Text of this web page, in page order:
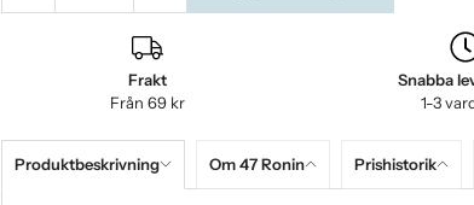
Frakt
Från 69 kr
Snabba
1-3
Produktbeskrivning Om 47 Ronin Prishistorik